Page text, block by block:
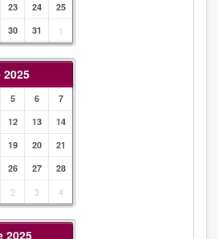
23 24
25
30 31 1
2025
5 6
7
12 13
14
19 20
21
26 27
28
2 3 4
2025